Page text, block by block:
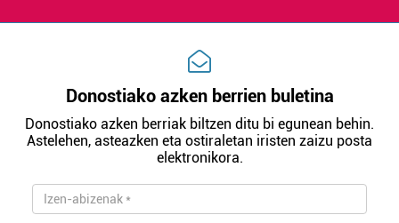
Donostiako azken berrien buletina
Donostiako azken berriak biltzen ditu bi egunean behin.
Astelehen, asteazken eta ostiraletan iristen zaizu posta
elektronikora.